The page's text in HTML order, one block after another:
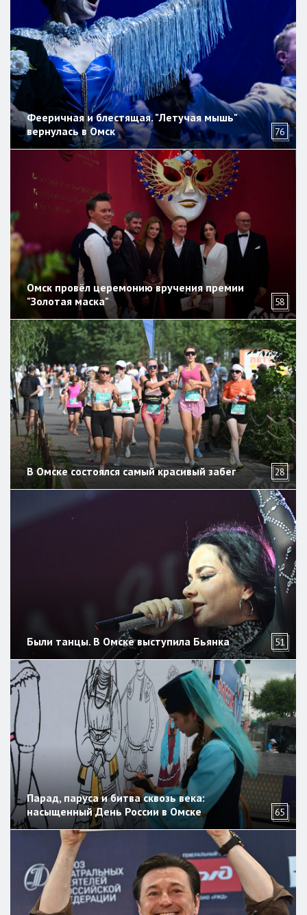
Фееричная и блестящая. "Летучая мышь"
вернулась в Омск
76
Омск провёл церемонию вручения премии
"Золотая маска"
58
В Омске состоялся самый красивый забег 28
Были танцы. В Омске выступила Бьянка 51
Парад, паруса и битва сквозь века:
насыщенный День России в Омске
65